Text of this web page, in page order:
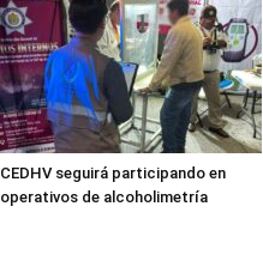
CEDHV seguirá participando en
operativos de alcoholimetría